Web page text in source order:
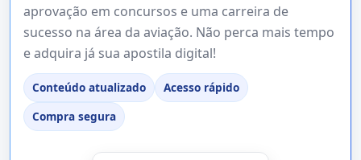
aprovação em concursos e uma carreira de
sucesso na área da aviação. Não perca mais tempo
e adquira já sua apostila digital!
Conteúdo atualizado
Acesso rápido
Compra segura